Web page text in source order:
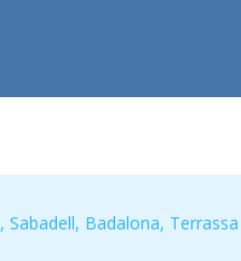
,Sabadell, Badalona, Terrassa